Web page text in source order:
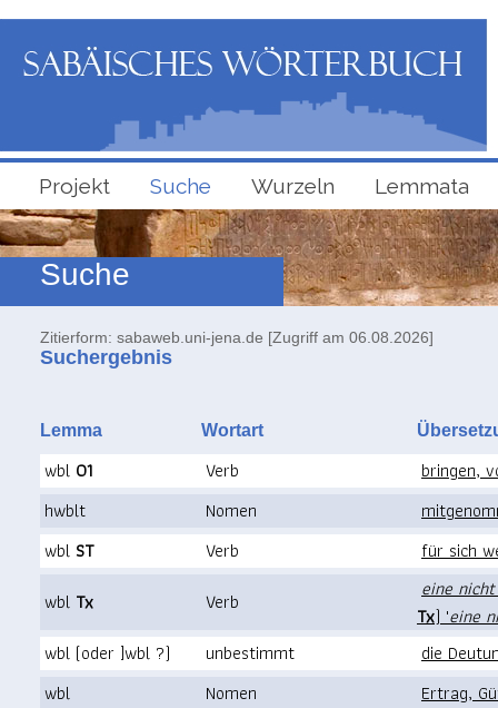
Projekt Suche Wurzeln Lemmata
Suche
Zitierform: sabaweb.uni-jena.de [Zugriff am 06.08.2026]
Suchergebnis
Lemma Wortart
wbl 01 Verb
bringen,
hwblt
Nomen
wbl ST Verb
für sich
wbl Tx Verb
eine
Tx) 'eine
wbl (oder ]wbl ?)
unbestimmt
die
wbl
Nomen
Ertrag,